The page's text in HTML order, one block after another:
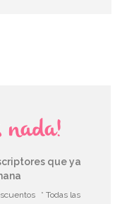
nada!
que ya
* Todas las